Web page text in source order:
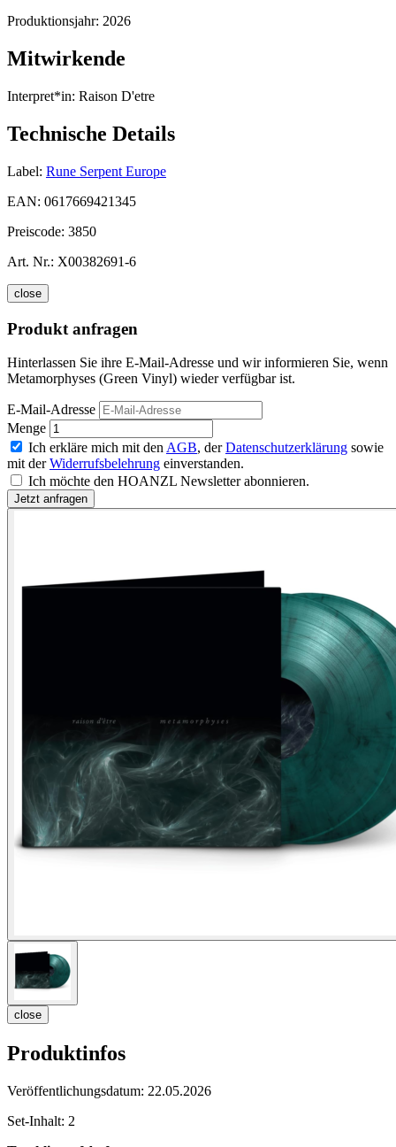
Produktionsjahr: 2026
Mitwirkende
Interpret*in: Raison D'etre
Technische Details
Label: Rune Serpent Europe
EAN: 0617669421345
Preiscode: 3850
Art. Nr.: X00382691-6
close
Produkt anfragen
Hinterlassen Sie ihre E-Mail-Adresse und wir informieren Sie, wenn
Metamorphyses (Green Vinyl) wieder verfügbar ist.
E-Mail-Adresse
Menge
Ich erkläre mich mit den AGB, derDatenschutzerklärung sowie
mit derWiderrufsbelehrung einverstanden.
Ich möchte den HOANZL Newsletter abonnieren.
close
Produktinfos
Veröffentlichungsdatum: 22.05.2026
Set-Inhalt: 2